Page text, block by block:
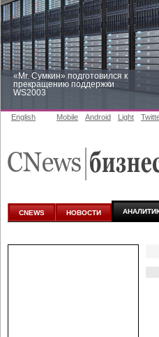
«Mr. Сумкин» подготовился к
прекращению поддержки
WS2003
аналитике
English Mobile Android Light
CNEWS НОВОСТИ